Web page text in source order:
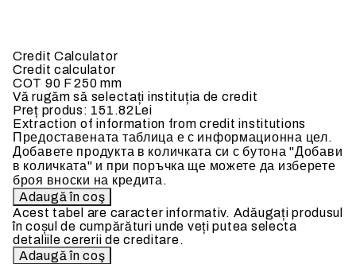
Credit Calculator
Credit calculator
COT 90 F 250 mm
Vă rugăm să selectați instituția de credit
Preț produs: 151.82Lei
Extraction of information from credit institutions
Предоставената таблица е с информационна цел.
Добавете продукта в количката си с бутона "Добави
в количката" и при поръчка ще можете да изберете
броя вноски на кредита.
Acest tabel are caracter informativ. Adăugați produsul
în coșul de cumpărături unde veți putea selecta
detaliile cererii de creditare.